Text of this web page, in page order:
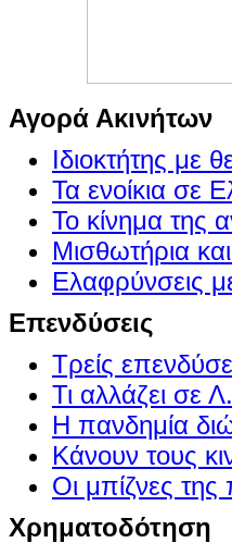
Αγορά Ακινήτων
Ιδιοκτήτης με
Τα ενοίκια σε
Το κίνημα της
Μισθωτήρια
Ελαφρύνσεις
Επενδύσεις
Τρείς
Τι αλλάζει σε
Η πανδημία
Κάνουν τους
Οι μπίζνες της
Χρηματοδότηση